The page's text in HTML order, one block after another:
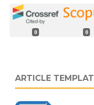
0 0
ARTICLE